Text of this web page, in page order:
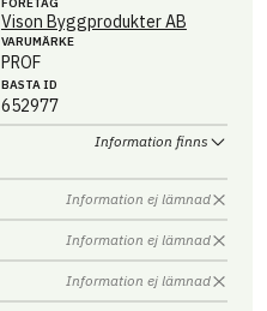
FÖRETAG
Vison Byggprodukter AB
VARUMÄRKE
PROF
BASTA ID
652977
Information finns
Information ej lämnad
Information ej lämnad
Information ej lämnad